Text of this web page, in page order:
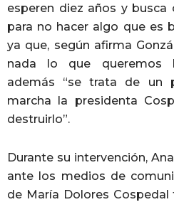
esperen diez años y busca
para no hacer algo que es
ya que, según afirma
nada lo que queremos
además “se trata de un
marcha la presidenta
destruirlo”.
Durante su intervención,
ante los medios de
de María Dolores